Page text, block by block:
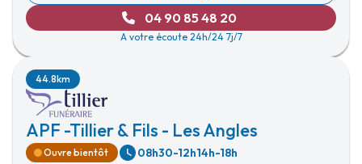
04 90 85 48 20
A votre écoute 24h/24 7j/7
APF -Tillier & Fils - Les Angles
44.8km
Ouvre bientôt 08h30-12h14h-18h